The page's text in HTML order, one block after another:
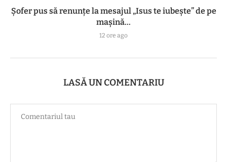
Șofer pus să renunțe la mesajul „Isus te iubește” de pe
mașină...
12 ore ago
LASĂ UN COMENTARIU